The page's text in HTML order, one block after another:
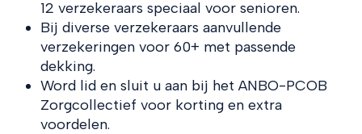
12 verzekeraars speciaal voor senioren.
Bij diverse verzekeraars aanvullende
verzekeringen voor 60+ met passende
dekking.
Word lid en sluit u aan bij het ANBO-PCOB
Zorgcollectief voor korting en extra
voordelen.